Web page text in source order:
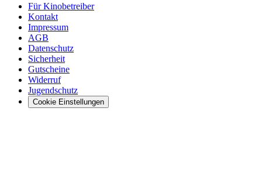
Für Kinobetreiber
Kontakt
Impressum
AGB
Datenschutz
Sicherheit
Gutscheine
Widerruf
Jugendschutz
Cookie Einstellungen